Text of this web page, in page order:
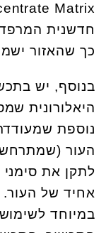
חדשנית
כך שהאזור
בנוסף, יש
היאלורונית
נוספת
העור (שמתרחש
לתקן את סימני
אחיד של העור.
במיוחד